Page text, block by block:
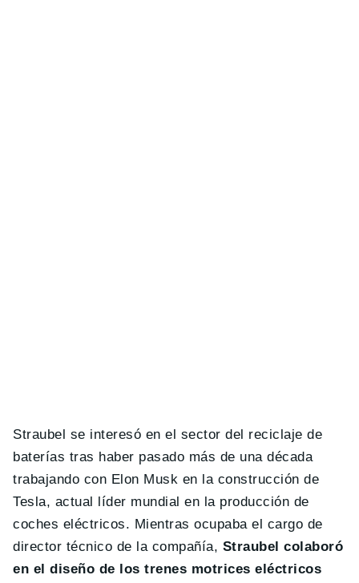
Straubel se interesó en el sector del reciclaje de
baterías tras haber pasado más de una década
trabajando con Elon Musk en la construcción de
Tesla, actual líder mundial en la producción de
coches eléctricos. Mientras ocupaba el cargo de
director técnico de la compañía, Straubel colaboró
en el diseño de los trenes motrices eléctricos